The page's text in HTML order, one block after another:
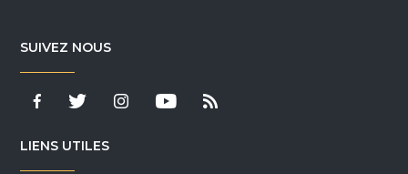
SUIVEZ NOUS
LIENS UTILES